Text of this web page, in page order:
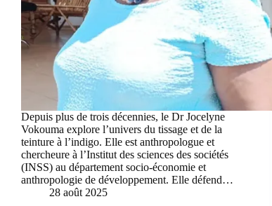
Depuis plus de trois décennies, le Dr Jocelyne
Vokouma explore l’univers du tissage et de la
teinture à l’indigo. Elle est anthropologue et
chercheure à l’Institut des sciences des sociétés
(INSS) au département socio-économie et
anthropologie de développement. Elle défend…
28 août 2025